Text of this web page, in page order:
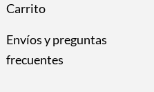
Carrito
Envíos y preguntas
frecuentes